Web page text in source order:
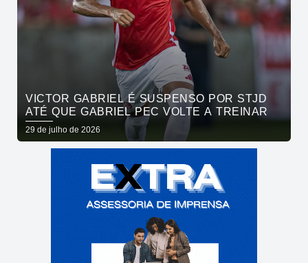
VICTOR GABRIEL É SUSPENSO POR STJD
ATÉ QUE GABRIEL PEC VOLTE A TREINAR
29 de julho de 2026